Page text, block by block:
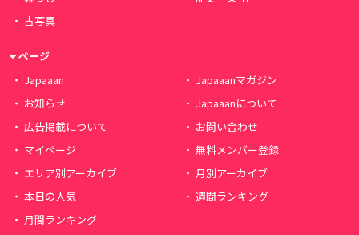
古写真
ページ
Japaaan
Japaaanマガジン
お知らせ
Japaaanについて
広告掲載について
お問い合わせ
マイページ
無料メンバー登録
エリア別アーカイブ
月別アーカイブ
本日の人気
週間ランキング
月間ランキング